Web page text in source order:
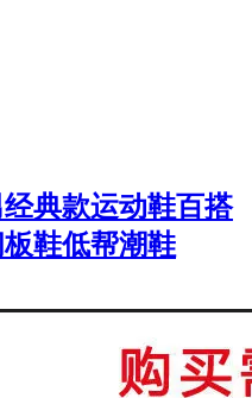
典款运动鞋百搭
鞋低帮潮鞋